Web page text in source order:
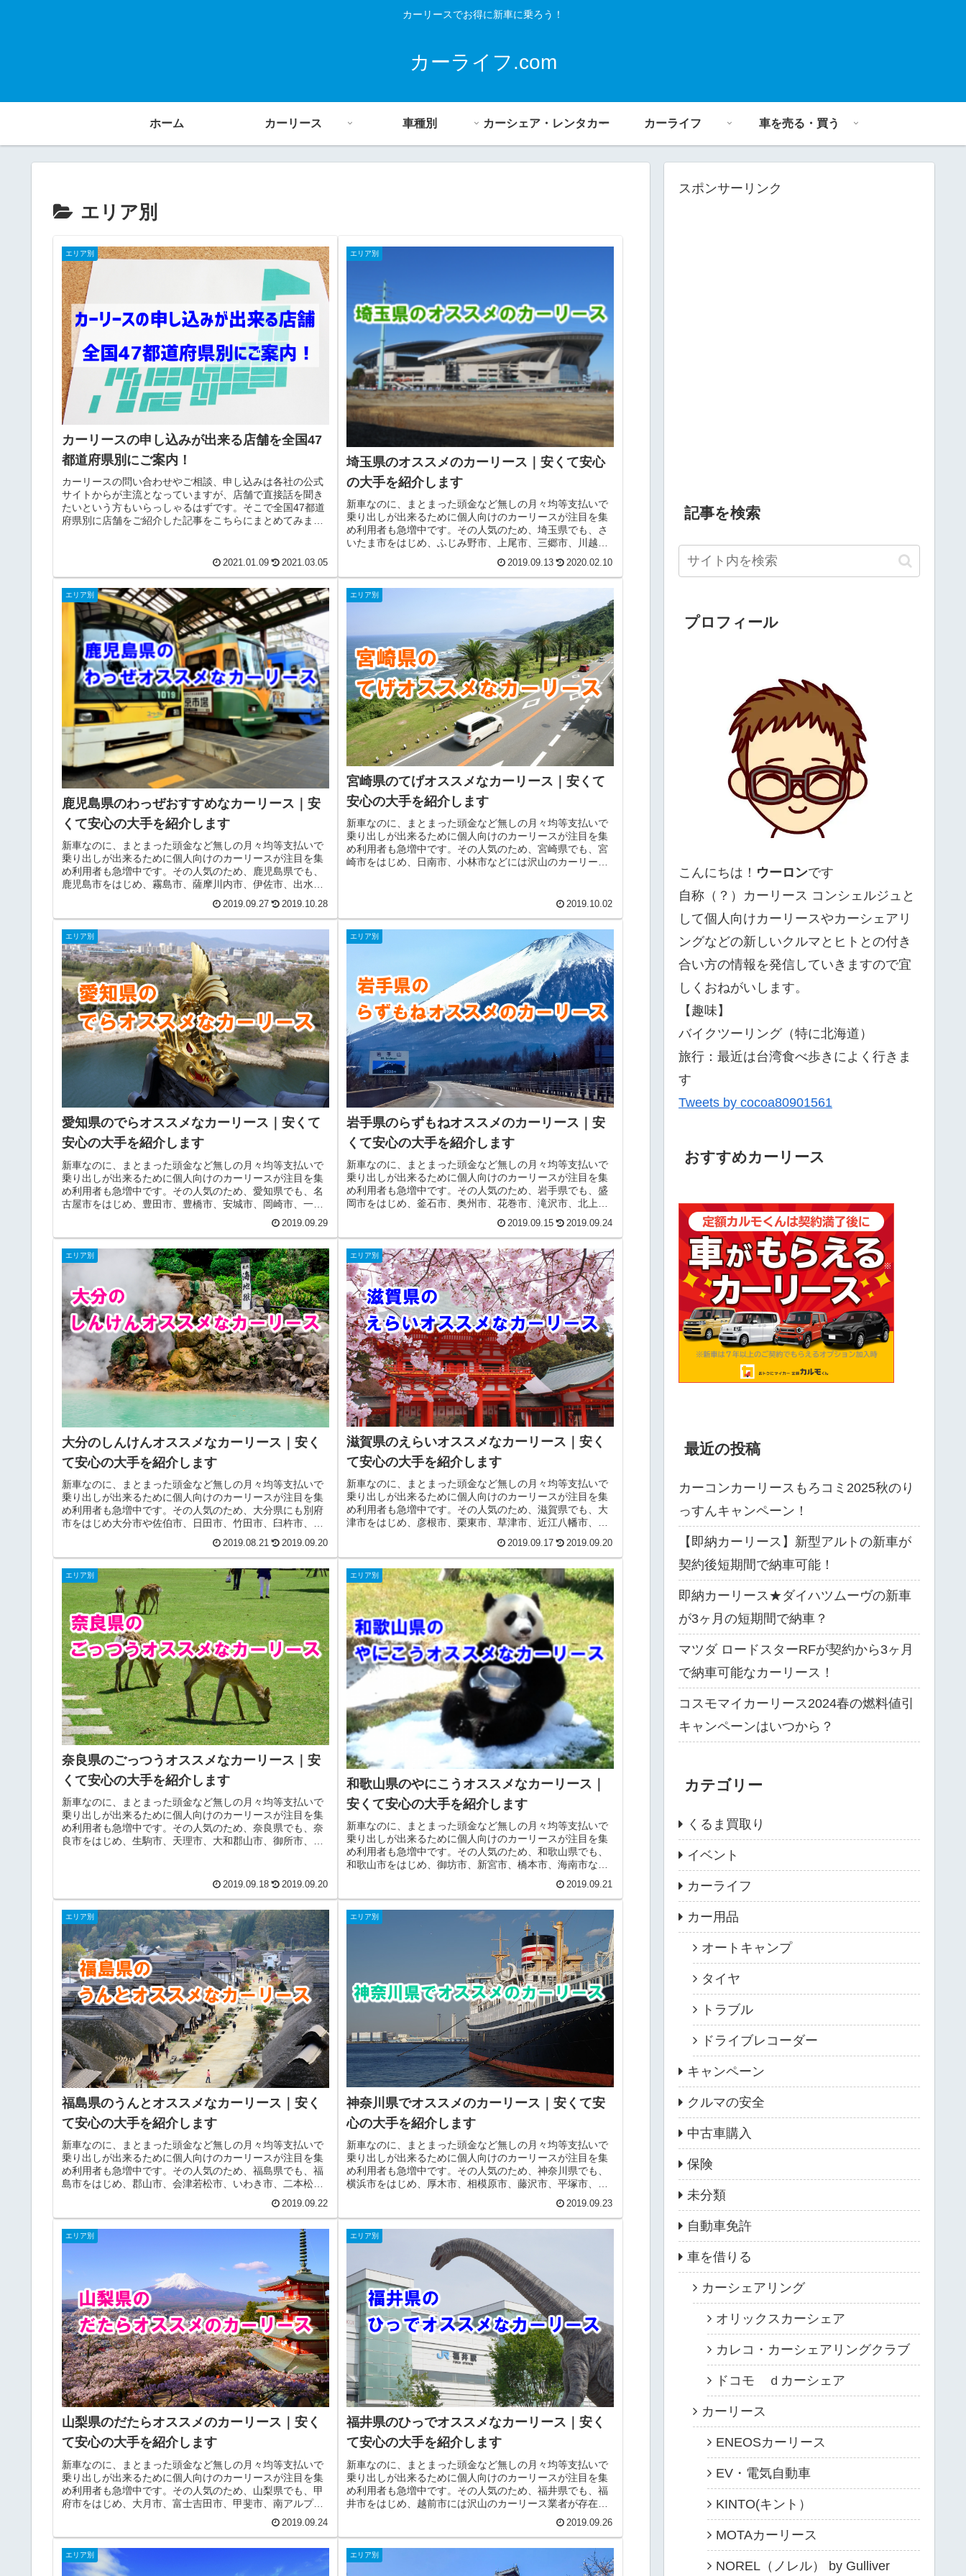
カーリースでお得に新車に乗ろう！
カーライフ.com
ホーム カーリース 車種別 カーシェア・レンタカー カーライフ 車を売る・買う
エリア別
エリア別
カーリースの申し込みが出来る店舗を全国47
都道府県別にご案内！
カーリースの問い合わせやご相談、申し込みは各社の公式
サイトからが主流となっていますが、店舗で直接話を聞き
たいという方もいらっしゃるはずです。そこで全国47都道
府県別に店舗をご紹介した記事をこちらにまとめてみまし
2021.01.09 2021.03.05
エリア別
埼玉県のオススメのカーリース｜安くて安心
の大手を紹介します
新車なのに、まとまった頭金など無しの月々均等支払いで
乗り出しが出来るために個人向けのカーリースが注目を集
め利用者も急増中です。その人気のため、埼玉県でも、さ
いたま市をはじめ、ふじみ野市、上尾市、三郷市、川越
2019.09.13 2020.02.10
エリア別
鹿児島県のわっぜおすすめなカーリース｜安
くて安心の大手を紹介します
新車なのに、まとまった頭金など無しの月々均等支払いで
乗り出しが出来るために個人向けのカーリースが注目を集
め利用者も急増中です。その人気のため、鹿児島県でも、
鹿児島市をはじめ、霧島市、薩摩川内市、伊佐市、出水市
などには沢山のカーリース業者が存...
2019.09.27 2019.10.28
エリア別
宮崎県のてげオススメなカーリース｜安くて
安心の大手を紹介します
新車なのに、まとまった頭金など無しの月々均等支払いで
乗り出しが出来るために個人向けのカーリースが注目を集
め利用者も急増中です。その人気のため、宮崎県でも、宮
崎市をはじめ、日南市、小林市などには沢山のカーリース
2019.10.02
エリア別
愛知県のでらオススメなカーリース｜安くて
安心の大手を紹介します
新車なのに、まとまった頭金など無しの月々均等支払いで
乗り出しが出来るために個人向けのカーリースが注目を集
め利用者も急増中です。その人気のため、愛知県でも、名
古屋市をはじめ、豊田市、豊橋市、安城市、岡崎市、一宮
2019.09.29
エリア別
岩手県のらずもねオススメのカーリース｜安
くて安心の大手を紹介します
新車なのに、まとまった頭金など無しの月々均等支払いで
乗り出しが出来るために個人向けのカーリースが注目を集
め利用者も急増中です。その人気のため、岩手県でも、盛
岡市をはじめ、釜石市、奥州市、花巻市、滝沢市、北上市
2019.09.15 2019.09.24
エリア別
大分のしんけんオススメなカーリース｜安く
て安心の大手を紹介します
新車なのに、まとまった頭金など無しの月々均等支払いで
乗り出しが出来るために個人向けのカーリースが注目を集
め利用者も急増中です。その人気のため、大分県にも別府
市をはじめ大分市や佐伯市、日田市、竹田市、臼杵市、豊
2019.08.21 2019.09.20
エリア別
滋賀県のえらいオススメなカーリース｜安く
て安心の大手を紹介します
新車なのに、まとまった頭金など無しの月々均等支払いで
乗り出しが出来るために個人向けのカーリースが注目を集
め利用者も急増中です。その人気のため、滋賀県でも、大
津市をはじめ、彦根市、栗東市、草津市、近江八幡市、長
2019.09.17 2019.09.20
エリア別
奈良県のごっつうオススメなカーリース｜安
くて安心の大手を紹介します
新車なのに、まとまった頭金など無しの月々均等支払いで
乗り出しが出来るために個人向けのカーリースが注目を集
め利用者も急増中です。その人気のため、奈良県でも、奈
良市をはじめ、生駒市、天理市、大和郡山市、御所市、桜
2019.09.18 2019.09.20
エリア別
和歌山県のやにこうオススメなカーリース｜
安くて安心の大手を紹介します
新車なのに、まとまった頭金など無しの月々均等支払いで
乗り出しが出来るために個人向けのカーリースが注目を集
め利用者も急増中です。その人気のため、和歌山県でも、
和歌山市をはじめ、御坊市、新宮市、橋本市、海南市など
2019.09.21
エリア別
福島県のうんとオススメなカーリース｜安く
て安心の大手を紹介します
新車なのに、まとまった頭金など無しの月々均等支払いで
乗り出しが出来るために個人向けのカーリースが注目を集
め利用者も急増中です。その人気のため、福島県でも、福
島市をはじめ、郡山市、会津若松市、いわき市、二本松
2019.09.22
エリア別
神奈川県でオススメのカーリース｜安くて安
心の大手を紹介します
新車なのに、まとまった頭金など無しの月々均等支払いで
乗り出しが出来るために個人向けのカーリースが注目を集
め利用者も急増中です。その人気のため、神奈川県でも、
横浜市をはじめ、厚木市、相模原市、藤沢市、平塚市、小
2019.09.23
エリア別
山梨県のだたらオススメのカーリース｜安く
て安心の大手を紹介します
新車なのに、まとまった頭金など無しの月々均等支払いで
乗り出しが出来るために個人向けのカーリースが注目を集
め利用者も急増中です。その人気のため、山梨県でも、甲
府市をはじめ、大月市、富士吉田市、甲斐市、南アルプス
2019.09.24
エリア別
福井県のひっでオススメなカーリース｜安く
て安心の大手を紹介します
新車なのに、まとまった頭金など無しの月々均等支払いで
乗り出しが出来るために個人向けのカーリースが注目を集
め利用者も急増中です。その人気のため、福井県でも、福
井市をはじめ、越前市には沢山のカーリース業者が存在し
2019.09.26
エリア別 エリア別
スポンサーリンク
記事を検索
プロフィール
こんにちは！ ウーロンです
自称（？）カーリース コンシェルジュと
して個人向けカーリースやカーシェアリ
ングなどの新しいクルマとヒトとの付き
合い方の情報を発信していきますので宜
しくおねがいします。
【趣味】
バイクツーリング（特に北海道）
旅行：最近は台湾食べ歩きによく行きま
す
Tweets by cocoa80901561
おすすめカーリース
最近の投稿
カーコンカーリースもろコミ2025秋のり
っすんキャンペーン！
【即納カーリース】新型アルトの新車が
契約後短期間で納車可能！
即納カーリース★ダイハツムーヴの新車
が3ヶ月の短期間で納車？
マツダ ロードスターRFが契約から3ヶ月
で納車可能なカーリース！
コスモマイカーリース2024春の燃料値引
キャンペーンはいつから？
カテゴリー
くるま買取り
イベント
カーライフ
カー用品
オートキャンプ
タイヤ
トラブル
ドライブレコーダー
キャンペーン
クルマの安全
中古車購入
保険
未分類
自動車免許
車を借りる
カーシェアリング
オリックスカーシェア
カレコ・カーシェアリングクラブ
ドコモ ｄカーシェア
カーリース
ENEOSカーリース
EV・電気自動車
KINTO(キント）
MOTAカーリース
NOREL（ノレル） by Gulliver